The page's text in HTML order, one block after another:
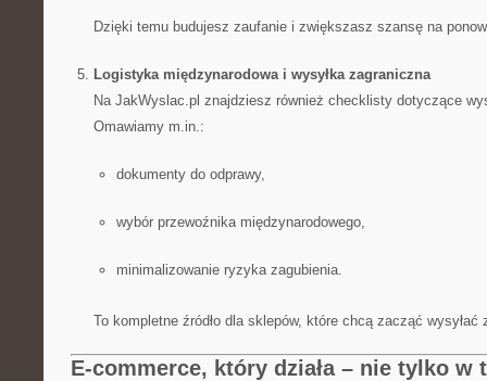
Dzięki temu budujesz zaufanie i zwiększasz szansę na
Logistyka międzynarodowa i wysyłka zagraniczna
Na JakWyslac.pl znajdziesz również checklisty dotyczące
Omawiamy m.in.:
dokumenty do odprawy,
wybór przewoźnika międzynarodowego,
minimalizowanie ryzyka zagubienia.
To kompletne źródło dla sklepów, które chcą zacząć wysyłać
E-commerce, który działa – nie tylko w